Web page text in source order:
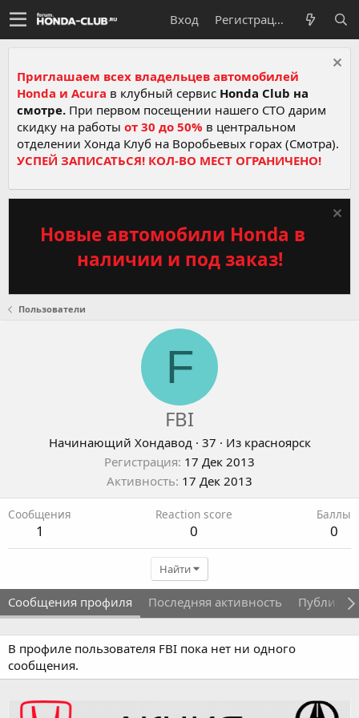
Вход Регистрация
Приглашаем всех владельцев автомобилей
Honda и Acura в клубный сервис Honda Club на
смотре. При первом посещении нашего СТО дарим
скидку на работы от 30 до 50% в центральном
отделении Хонда Клуб на Воробьевых горах (Смотра).
УСПЕЙ ЗАПИСАТЬСЯ! КОЛ-ВО МЕСТ ОГРАНИЧЕНО!
Новые автомобили Honda в
наличии и под заказ!
Пользователи
F
FBI
Начинающий Хондавод · 37 · Из красноярск
Регистрация 17 Дек 2013
Активность 17 Дек 2013
Сообщения
1
Reaction score
0
Баллы
0
Найти
Сообщения профиля Последняя активность
В профиле пользователя FBI пока нет ни одного
сообщения.